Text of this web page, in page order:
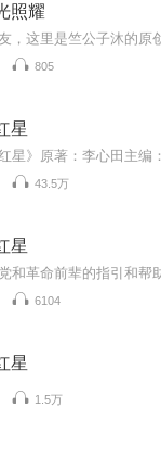
照耀
805
星
43.5万
星
6104
星
1.5万